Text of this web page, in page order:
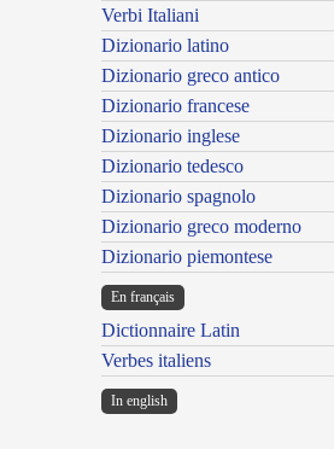
Verbi Italiani
Dizionario latino
Dizionario greco antico
Dizionario francese
Dizionario inglese
Dizionario tedesco
Dizionario spagnolo
Dizionario greco moderno
Dizionario piemontese
En français
Dictionnaire Latin
Verbes italiens
In english